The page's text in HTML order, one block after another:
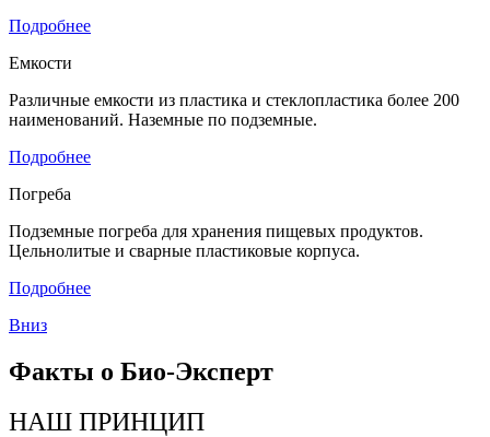
Подробнее
Емкости
Различные емкости из пластика и стеклопластика более 200
наименований. Наземные по подземные.
Подробнее
Погреба
Подземные погреба для хранения пищевых продуктов.
Цельнолитые и сварные пластиковые корпуса.
Подробнее
Вниз
Факты о Био-Эксперт
НАШ ПРИНЦИП